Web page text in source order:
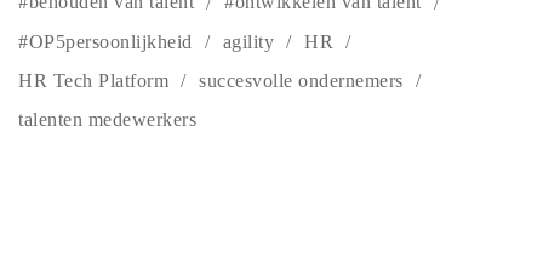
#OP5persoonlijkheid
agility
HR
HR Tech Platform
succesvolle ondernemers
talenten medewerkers